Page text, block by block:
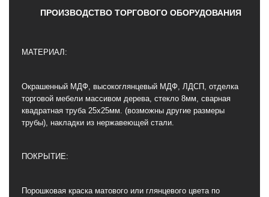
ПРОИЗВОДСТВО ТОРГОВОГО ОБОРУДОВАНИЯ
МАТЕРИАЛ:
Окрашенный МДФ, высокоглянцевый МДФ, ЛДСП, отделка
торговой мебели массивом дерева, стекло 8мм, сварная
квадратная труба 25х25мм. (возможны другие размеры
трубы), накладки из нержавеющей стали.
ПОКРЫТИЕ:
Порошковая краска матового или глянцевого цвета по